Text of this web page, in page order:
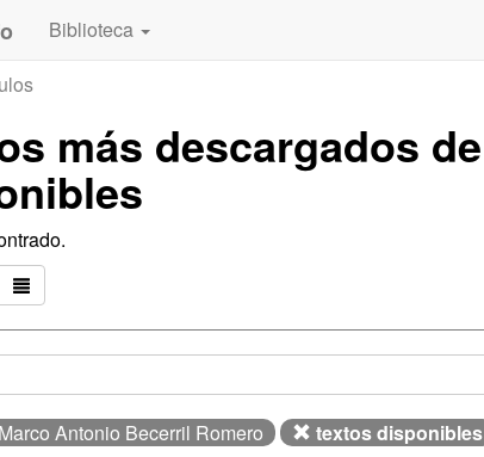
Biblioteca
más descargados de
Antonio Becerril Romero textos disponibles